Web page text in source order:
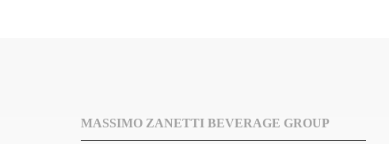
MASSIMO ZANETTI BEVERAGE GROUP